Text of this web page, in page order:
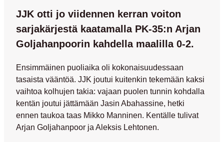
JJK otti jo viidennen kerran voiton
sarjakärjestä kaatamalla PK-35:n Arjan
Goljahanpoorin kahdella maalilla 0-2.
Ensimmäinen puoliaika oli kokonaisuudessaan
tasaista vääntöä. JJK joutui kuitenkin tekemään kaksi
vaihtoa kolhujen takia: vajaan puolen tunnin kohdalla
kentän joutui jättämään Jasin Abahassine, hetki
ennen taukoa taas Mikko Manninen. Kentälle tulivat
Arjan Goljahanpoor ja Aleksis Lehtonen.